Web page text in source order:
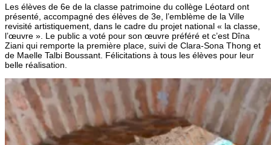
Les élèves de 6e de la classe patrimoine du collège Léotard ont
présenté, accompagné des élèves de 3e, l’emblème de la Ville
revisité artistiquement, dans le cadre du projet national « la classe,
l’œuvre ». Le public a voté pour son œuvre préféré et c’est Dîna
Ziani qui remporte la première place, suivi de Clara-Sona Thong et
de Maelle Talbi Boussant. Félicitations à tous les élèves pour leur
belle réalisation.